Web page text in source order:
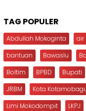
TAG POPULER
Abdullah Mokoginta air
bantuan
Bawaslu
Boltim
BPBD Bupati
JRBM
Kota
Limi Mokodompit
LKPJ